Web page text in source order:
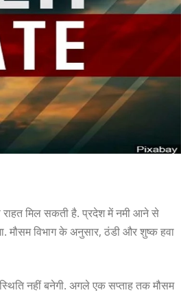
राहत मिल सकती है. प्रदेश में नमी आने से
मौसम विभाग के अनुसार, ठंडी और शुष्क हवा
नहीं बनेगी. अगले एक सप्ताह तक मौसम